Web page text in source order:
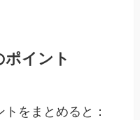
イント
をまとめると：